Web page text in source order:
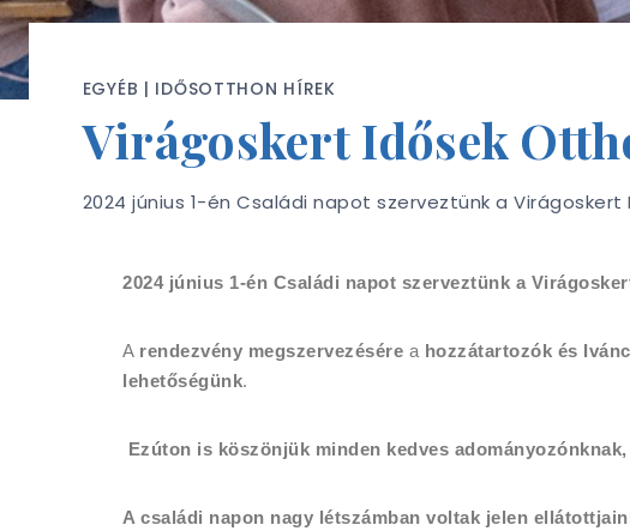
EGYÉB | IDŐSOTTHON HÍREK
Virágoskert Idősek
2024 június 1-én Családi napot szerveztünk a
2024 június 1-én Családi napot szerveztünk a
A rendezvény megszervezésére a hozzátartozók és
lehetőségünk.
Ezúton is köszönjük minden kedves
A családi napon nagy létszámban voltak jelen